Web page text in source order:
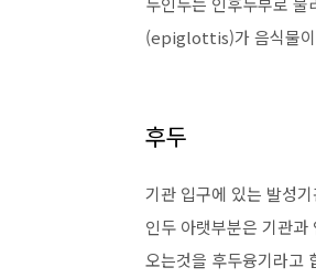
(epiglottis)가 음식물이
후두
기관 입구에 있는 발성
인두 아랫부분은 기관
오는것을 후두융기라고